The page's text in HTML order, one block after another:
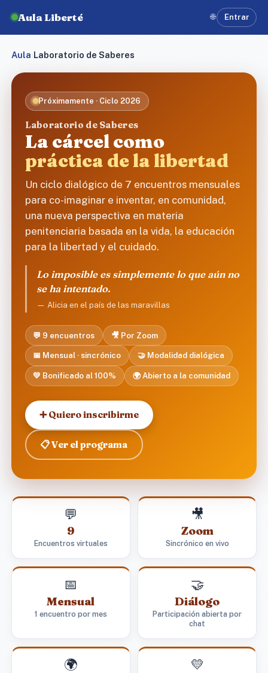
Aula Liberté 🌐 Entrar
Aula Laboratorio de Saberes
Próximamente · Ciclo 2026
Laboratorio de Saberes
La cárcel como
práctica de la libertad
Un ciclo dialógico de 7 encuentros mensuales
para co-imaginar e inventar, en comunidad,
una nueva perspectiva en materia
penitenciaria basada en la vida, la educación
para la libertad y el cuidado.
Lo imposible es simplemente lo que aún no
se ha intentado.
— Alicia en el país de las maravillas
💬 9 encuentros 🎥 Por Zoom
📅 Mensual · sincrónico 🤝 Modalidad dialógica
💛 Bonificado al 100% 🌍 Abierto a la comunidad
➕ Quiero inscribirme
📋 Ver el programa
💬
9
Encuentros virtuales
🎥
Zoom
Sincrónico en vivo
📅
Mensual
1 encuentro por mes
🤝
Diálogo
Participación abierta por
chat
🌍 💛